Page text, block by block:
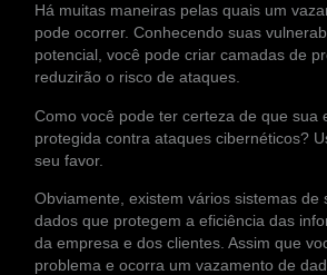
Há muitas maneiras pelas quais um
pode ocorrer. Conhecendo suas
potencial, você pode criar camadas de
reduzirão o risco de ataques.
Como você pode ter certeza de que sua
protegida contra ataques cibernéticos?
seu favor.
Obviamente, existem vários sistemas de
dados que protegem a eficiência das
da empresa e dos clientes. Assim que
problema e ocorra um vazamento de